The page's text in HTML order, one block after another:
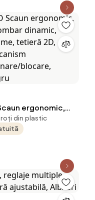
ergonomic,
dinamic,
tetieră 2D,
roți din plastic